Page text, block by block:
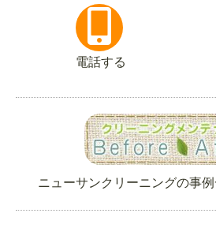
電話する
ニューサンクリーニングの事